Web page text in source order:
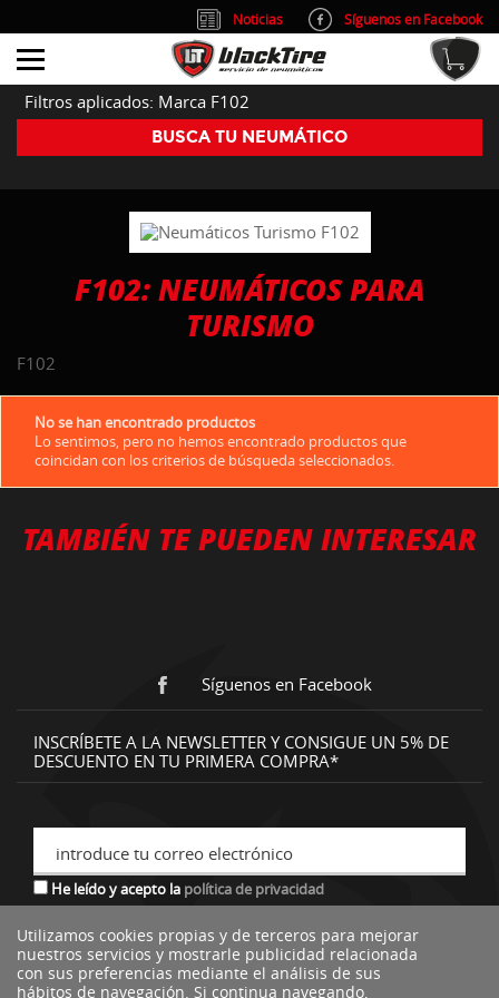
Filtros aplicados: Marca F102
BUSCA TU NEUMÁTICO
F102: NEUMÁTICOS PARA
TURISMO
F102
No se han encontrado productos
Lo sentimos, pero no hemos encontrado productos que
coincidan con los criterios de búsqueda seleccionados.
TAMBIÉN TE PUEDEN INTERESAR
Síguenos en Facebook
INSCRÍBETE A LA NEWSLETTER Y CONSIGUE UN 5% DE
DESCUENTO EN TU PRIMERA COMPRA*
introduce tu correo electrónico
He leído y acepto la política de privacidad
*descuento no acumulable a otras ofertas o promociones.
Utilizamos cookies propias y de terceros para mejorar
nuestros servicios y mostrarle publicidad relacionada
con sus preferencias mediante el análisis de sus
hábitos de navegación. Si continua navegando,
Noticias
Síguenos en Facebook
info@blacktire.es
914 353 309
Atención al cliente: L/V 9:00-14:00 y 15:00-19:00